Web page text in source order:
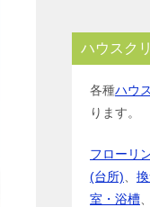
ハウスク
各種ハウ
ります。
フローリ
(台所)
室・浴槽